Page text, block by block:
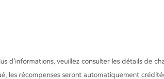
d'informations, veuillez consulter les détails de
les récompenses seront automatiquement